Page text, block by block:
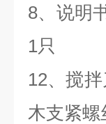
8、说明
1只
12、搅
木支紧螺